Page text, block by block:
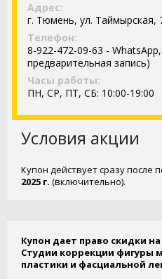
Адрес:
г. Тюмень, ул. Таймырская,
Телефон:
8-922-472-09-63 -
предварительная запись)
Часы работы:
ПН, СР, ПТ, СБ: 10:00-19:00
Условия акции
Купон действует сразу после
2025 г. (включительно).
Купон дает право скидки
Студии коррекции фигуры
пластики и фасциальной